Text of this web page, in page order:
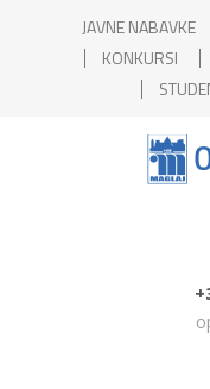
JAVNE NABAVKE
KONKURSI